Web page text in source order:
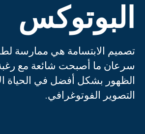
الخدمات
اتصل بنا
العربية
البوتوكس
تصميم الابتسامة هي ممارسة
سرعان ما أصبحت شائعة مع
الظهور بشكل أفضل في الحياة
التصوير الفوتوغرافي.